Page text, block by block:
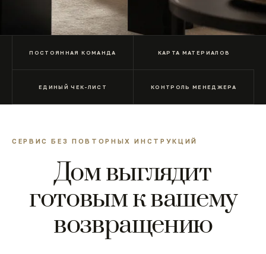
ПОСТОЯННАЯ КОМАНДА КАРТА МАТЕРИАЛОВ
ЕДИНЫЙ ЧЕК-ЛИСТ КОНТРОЛЬ МЕНЕДЖЕРА
СЕРВИС БЕЗ ПОВТОРНЫХ ИНСТРУКЦИЙ
Дом выглядит
готовым к вашему
возвращению